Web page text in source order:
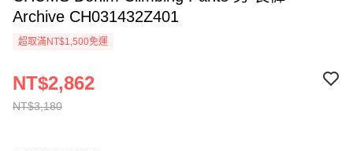
Archive CH031432Z401
超取滿NT$1,500免運
NT$3,180
NT$2,862